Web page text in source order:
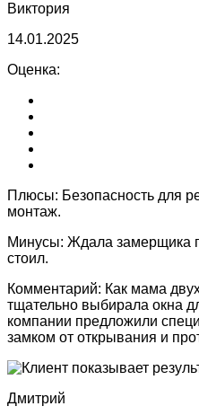
Виктория
14.01.2025
Оценка:
Плюсы: Безопасность для
монтаж.
Минусы: Ждала замерщика
стоил.
Комментарий: Как мама
тщательно выбирала окна
компании предложили
замком от открывания и
Дмитрий